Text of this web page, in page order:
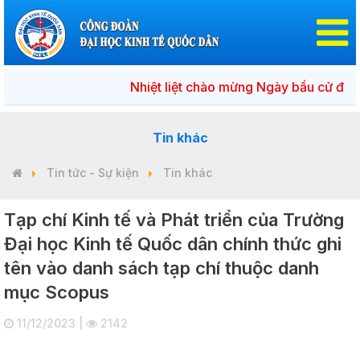
Nhiệt liệt chào mừng Ngày bầu cử đại
Tin khác
Tin tức - Sự kiện Tin khác
Tạp chí Kinh tế và Phát triển của Trường
Đại học Kinh tế Quốc dân chính thức ghi
tên vào danh sách tạp chí thuộc danh
mục Scopus
11/12/2023 | 2142